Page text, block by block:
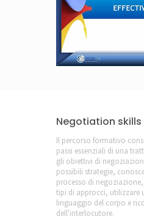
Negotiation skills
Il percorso formativo
passi essenziali di una
gli obiettivi di
possibili strategie,
processo di
tipi di approcci, utilizzare
linguaggio del corpo e
dell'interlocutore.